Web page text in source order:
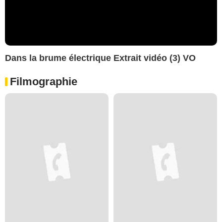
Dans la brume électrique Extrait vidéo (3) VO
Filmographie